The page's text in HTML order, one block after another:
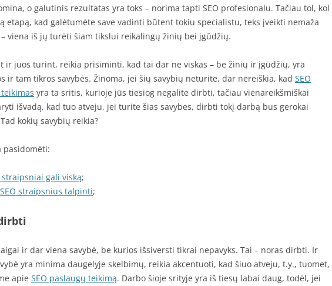
o galutinis rezultatas yra toks – norima tapti SEO profesionalu. Tačiau tol, kol
etapą, kad galėtumėte save vadinti būtent tokiu specialistu, teks įveikti nemaža
viena iš jų turėti šiam tikslui reikalingų žinių bei įgūdžių.
ir juos turint, reikia prisiminti, kad tai dar ne viskas – be žinių ir įgūdžių, yra
ir tam tikros savybės. Žinoma, jei šių savybių neturite, dar nereiškia, kad SEO
yra ta sritis, kurioje jūs tiesiog negalite dirbti, tačiau vienareikšmiškai
išvadą, kad tuo atveju, jei turite šias savybes, dirbti tokį darbą bus gerokai
kokių savybių reikia?
pasidomėti:
straipsniai gali viską;
straipsnius talpinti;
ir dar viena savybė, be kurios išsiversti tikrai nepavyks. Tai – noras dirbti. Ir
yra minima daugelyje skelbimų, reikia akcentuoti, kad šiuo atveju, t.y., tuomet,
apie SEO paslaugų teikimą. Darbo šioje srityje yra iš tiesų labai daug, todėl, jei